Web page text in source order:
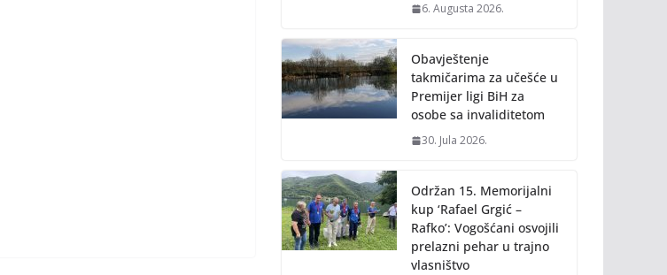
6. Augusta 2026.
Obavještenje
takmičarima za učešće u
Premijer ligi BiH za
osobe sa invaliditetom
30. Jula 2026.
Održan 15. Memorijalni
kup ‘Rafael Grgić –
Rafko’: Vogošćani osvojili
prelazni pehar u trajno
vlasništvo